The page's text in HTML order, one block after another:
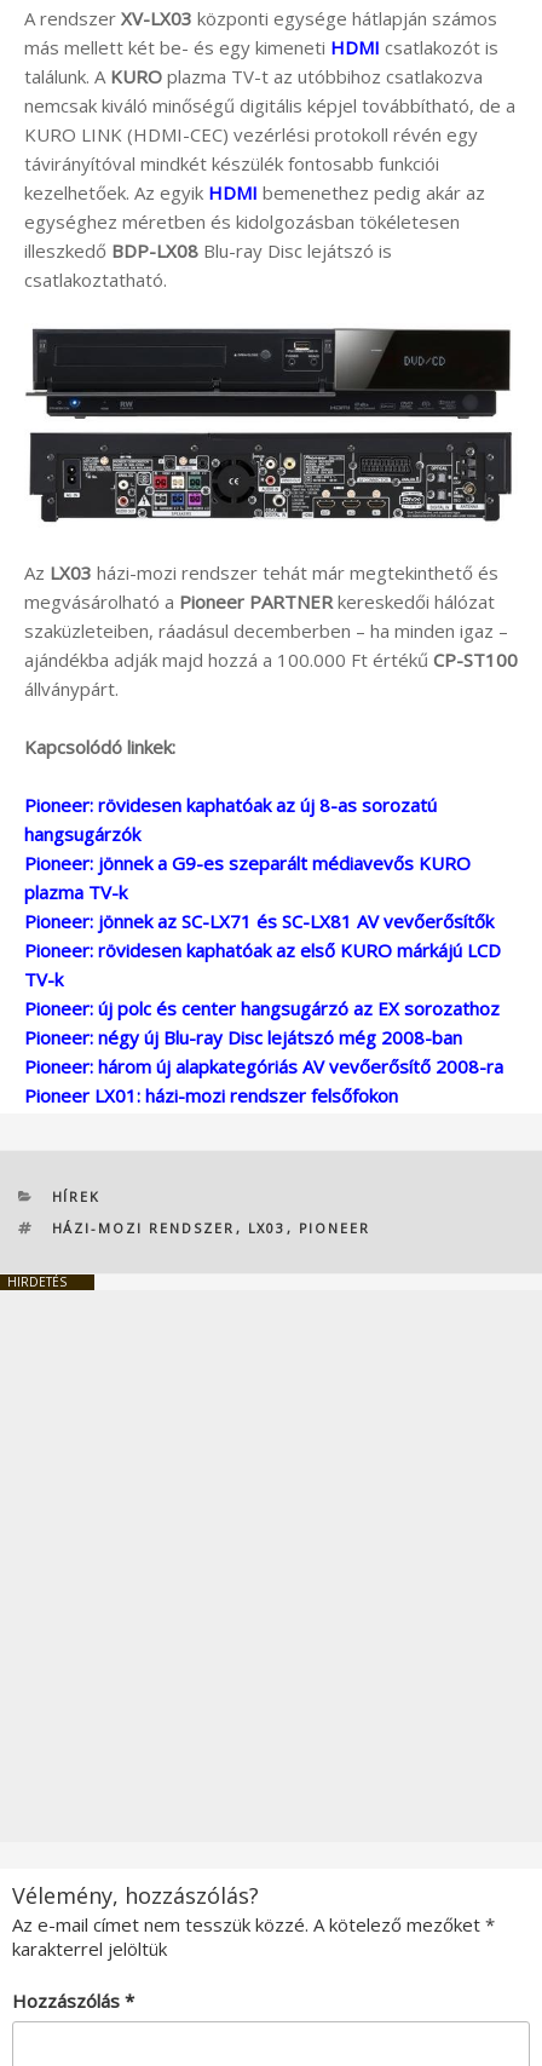
A rendszer XV-LX03 központi egysége hátlapján számos
más mellett két be- és egy kimeneti HDMI csatlakozót is
találunk. A KURO plazma TV-t az utóbbihoz csatlakozva
nemcsak kiváló minőségű digitális képjel továbbítható, de a
KURO LINK (HDMI-CEC) vezérlési protokoll révén egy
távirányítóval mindkét készülék fontosabb funkciói
kezelhetőek. Az egyik HDMI bemenethez pedig akár az
egységhez méretben és kidolgozásban tökéletesen
illeszkedő BDP-LX08 Blu-ray Disc lejátszó is
csatlakoztatható.
Az LX03 házi-mozi rendszer tehát már megtekinthető és
megvásárolható a Pioneer PARTNER kereskedői hálózat
szaküzleteiben, ráadásul decemberben – ha minden igaz –
ajándékba adják majd hozzá a 100.000 Ft értékű CP-ST100
állványpárt.
Kapcsolódó linkek:
Pioneer: rövidesen kaphatóak az új 8-as sorozatú
hangsugárzók
Pioneer: jönnek a G9-es szeparált médiavevős KURO
plazma TV-k
Pioneer: jönnek az SC-LX71 és SC-LX81 AV vevőerősítők
Pioneer: rövidesen kaphatóak az első KURO márkájú LCD
TV-k
Pioneer: új polc és center hangsugárzó az EX sorozathoz
Pioneer: négy új Blu-ray Disc lejátszó még 2008-ban
Pioneer: három új alapkategóriás AV vevőerősítő 2008-ra
Pioneer LX01: házi-mozi rendszer felsőfokon
KATEGÓRIÁK
HÍREK
CÍMKÉK
HÁZI-MOZI RENDSZER , LX03 , PIONEER
HIRDETÉS
Vélemény, hozzászólás?
Az e-mail címet nem tesszük közzé. A kötelező mezőket *
karakterrel jelöltük
Hozzászólás *